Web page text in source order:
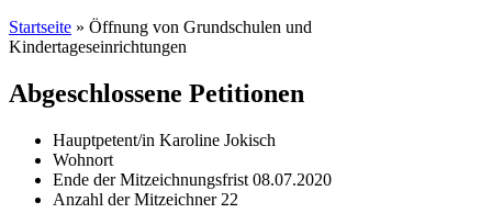
Startseite » Öffnung von Grundschulen und
Kindertageseinrichtungen
Abgeschlossene Petitionen
Hauptpetent/in Karoline Jokisch
Wohnort
Ende der Mitzeichnungsfrist 08.07.2020
Anzahl der Mitzeichner 22